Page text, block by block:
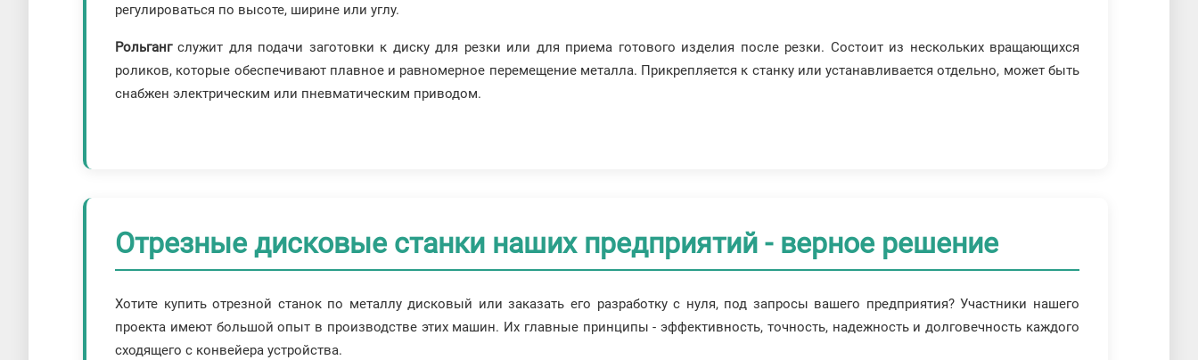
регулироваться по высоте, ширине или углу.
Рольгангслужит для подачи заготовки к диску для резки или для приема готового изделия после резки. Состоит из нескольких вращающихся
роликов, которые обеспечивают плавное и равномерное перемещение металла. Прикрепляется к станку или устанавливается отдельно, может быть
снабжен электрическим или пневматическим приводом.
Отрезные дисковые станки наших предприятий - верное решение
Хотите купить отрезной станок по металлу дисковый или заказать его разработку с нуля, под запросы вашего предприятия? Участники нашего
проекта имеют большой опыт в производстве этих машин. Их главные принципы - эффективность, точность, надежность и долговечность каждого
сходящего с конвейера устройства.